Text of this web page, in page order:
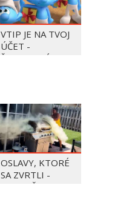
VTIP JE NA TVOJ
ÚČET -
ŠMOULOVÉ
OSLAVY, KTORÉ
SA ZVRTLI -
NAJLEPŠIE